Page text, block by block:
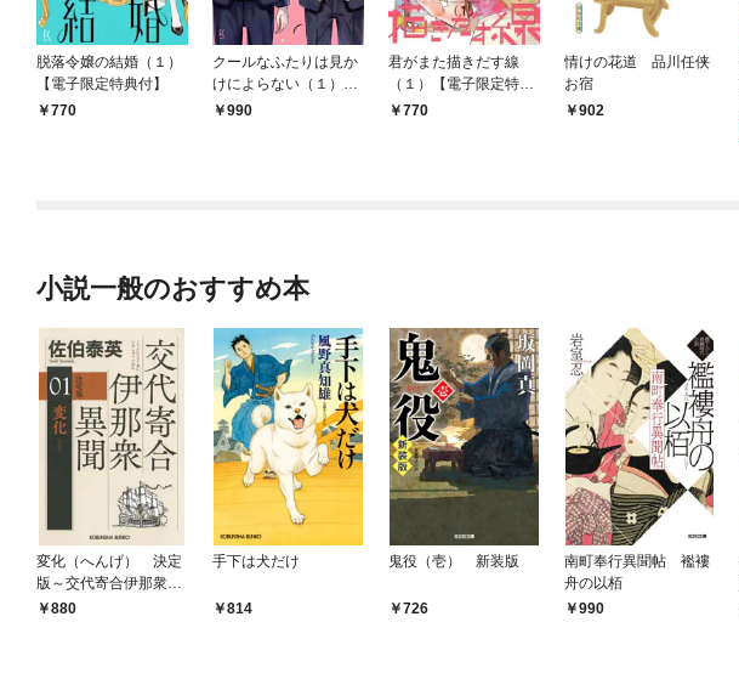
脱落令嬢の結婚（１）
【電子限定特典付】
770
クールなふたりは見か
けによらない（１）
【電子限定特典付】
990
君がまた描きだす線
（１）【電子限定特典
付】770
情けの花道 品川任侠
お宿
902
小説一般のおすすめ本
変化（へんげ） 決定
版～交代寄合伊那衆異
聞（1）～
880
手下は犬だけ
814
鬼役（壱） 新装版
726
南町奉行異聞帖 襤褸
舟の以栢
990